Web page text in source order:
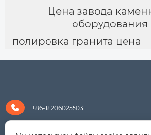
Цена завода
оборудования
полировка гранита цена
 +86-18206025503
 +8618206025503